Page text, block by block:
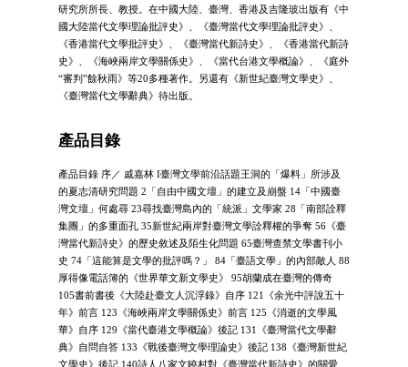
研究所所長、教授。在中國大陸、臺灣、香港及吉隆玻出版有《中
國大陸當代文學理論批評史》、《臺灣當代文學理論批評史》、
《香港當代文學批評史》、《臺灣當代新詩史》、《香港當代新詩
史》、《海峽兩岸文學關係史》、《當代台港文學概論》、《庭外
“審判”餘秋雨》等20多種著作。另還有《新世紀臺灣文學史》、
《臺灣當代文學辭典》待出版。
產品目錄
產品目錄 序／ 戚嘉林 I臺灣文學前沿話題王洞的「爆料」所涉及
的夏志清研究問題 2「自由中國文壇」的建立及崩盤 14「中國臺
灣文壇」何處尋 23尋找臺灣島內的「統派」文學家 28「南部詮釋
集團」的多重面孔 35新世紀兩岸對臺灣文學詮釋權的爭奪 56《臺
灣當代新詩史》的歷史敘述及陌生化問題 65臺灣查禁文學書刊小
史 74「這能算是文學的批評嗎？」 84「臺語文學」的內部敵人 88
厚得像電話簿的《世界華文新文學史》 95胡蘭成在臺灣的傳奇
105書前書後《大陸赴臺文人沉浮錄》自序 121《余光中評說五十
年》前言 123《海峽兩岸文學關係史》前言 125《消逝的文學風
華》自序 129《當代臺港文學概論》後記 131《臺灣當代文學辭
典》自問自答 133《戰後臺灣文學理論史》後記 138《臺灣新世紀
文學史》後記 140詩人八家文曉村對《臺灣當代新詩史》的關愛